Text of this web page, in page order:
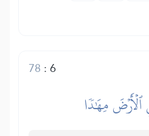
6
:
78
ٱلۡأَرۡضَ مِهَٰدٗا